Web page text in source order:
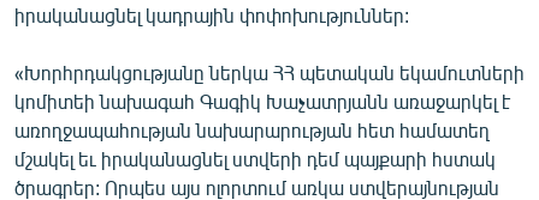
իրականացնել կադրային փոփոխություններ:
«Խորհրդակցությանը ներկա ՀՀ պետական եկամուտների
կոմիտեի նախագահ Գագիկ Խաչատրյանն առաջարկել է
առողջապահության նախարարության հետ համատեղ
մշակել եւ իրականացնել ստվերի դեմ պայքարի հստակ
ծրագրեր: Որպես այս ոլորտում առկա ստվերայնության